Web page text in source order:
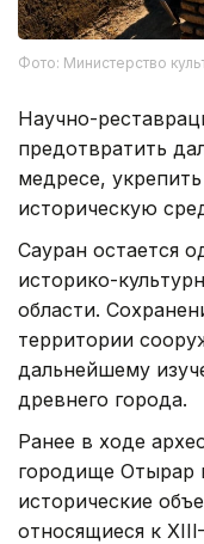
Фото: Министерство
Научно-
предотвратить
медресе,
историческую
Сауран остается
историко-
области.
территории
дальнейшему
древнего города.
Ранее в ходе
городище Отырар
исторические
относящиеся к